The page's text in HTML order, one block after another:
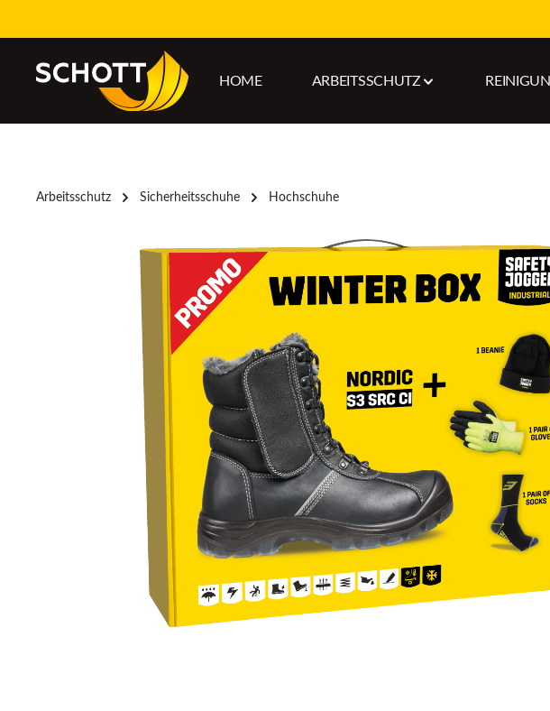
HOME ARBEITSSCHUTZ
Arbeitsschutz Sicherheitsschuhe Hochschuhe
Bildergalerie überspringen